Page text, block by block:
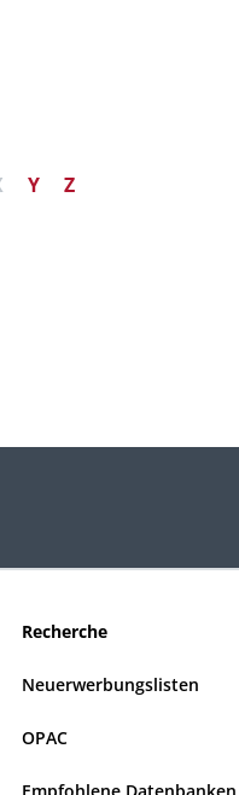
Y Z
Recherche
Neuerwerbungslisten
OPAC